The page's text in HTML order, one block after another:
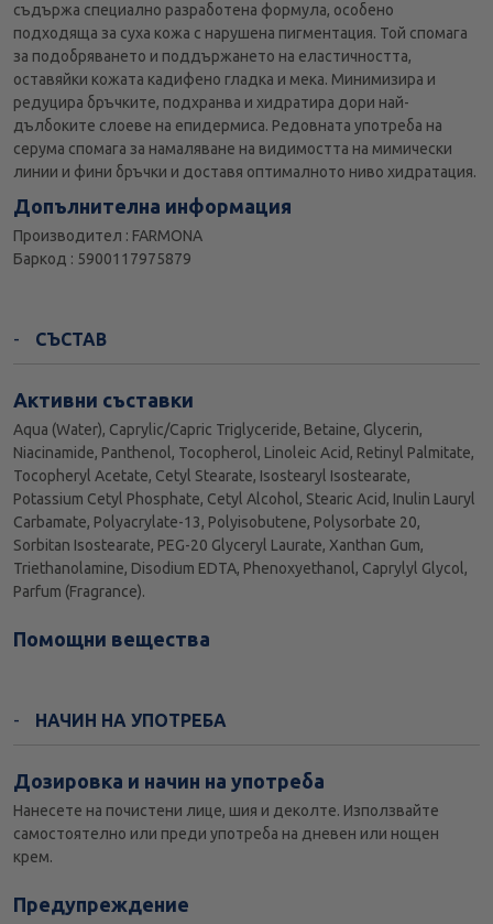
съдържа специално разработена формула, особено
подходяща за суха кожа с нарушена пигментация. Той спомага
за подобряването и поддържането на еластичността,
оставяйки кожата кадифено гладка и мека. Минимизира и
редуцира бръчките, подхранва и хидратира дори най-
дълбоките слоеве на епидермиса. Редовната употреба на
серума спомага за намаляване на видимостта на мимически
линии и фини бръчки и доставя оптималното ниво хидратация.
Допълнителна информация
Производител : FARMONA
Баркод : 5900117975879
СЪСТАВ
Активни съставки
Aqua (Water), Caprylic/Capric Triglyceride, Betaine, Glycerin,
Niacinamide, Panthenol, Tocopherol, Linoleic Acid, Retinyl Palmitate,
Tocopheryl Acetate, Cetyl Stearate, Isostearyl Isostearate,
Potassium Cetyl Phosphate, Cetyl Alcohol, Stearic Acid, Inulin Lauryl
Carbamate, Polyacrylate-13, Polyisobutene, Polysorbate 20,
Sorbitan Isostearate, PEG-20 Glyceryl Laurate, Xanthan Gum,
Triethanolamine, Disodium EDTA, Phenoxyethanol, Caprylyl Glycol,
Parfum (Fragrance).
Помощни вещества
НАЧИН НА УПОТРЕБА
Дозировка и начин на употреба
Нанесете на почистени лице, шия и деколте. Използвайте
самостоятелно или преди употреба на дневен или нощен
крем.
Предупреждение